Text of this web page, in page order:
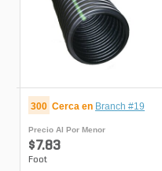
300 Cerca en Branch #19
Precio Al Por Menor
$7.83
Foot